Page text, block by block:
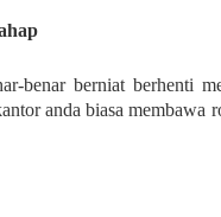
benar berniat berhenti
anda biasa membawa